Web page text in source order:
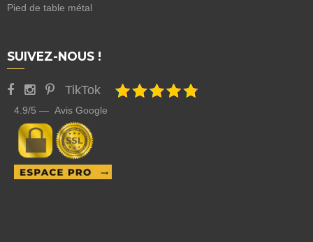
Pied de table métal
SUIVEZ-NOUS !
TikTok
4.9/5 — Avis Google